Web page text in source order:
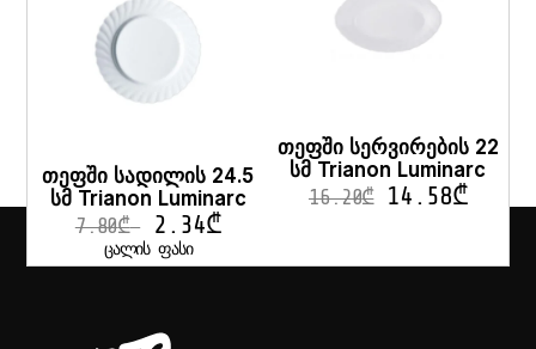
თეფში სადილის 24.5
სმ Trianon Luminarc
7.80₾ 2.34₾
ᲪᲐᲚᲘᲡ ᲤᲐᲡᲘ
თეფში სერვირების 22
სმ Trianon Luminarc
16.20₾ 14.58₾